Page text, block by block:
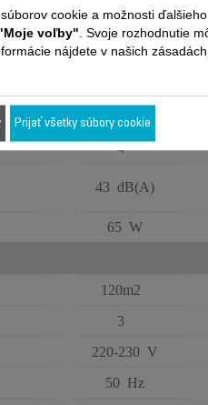
Čistička
vzduchu
Filtrácia
300 m3/h
4
43 dB(A)
65 W
120m2
3
220-230 V
50 Hz
cookie a možnosti
voľby" . Svoje rozhodnutie
nájdete v našich
Prijať všetky súbory cookie